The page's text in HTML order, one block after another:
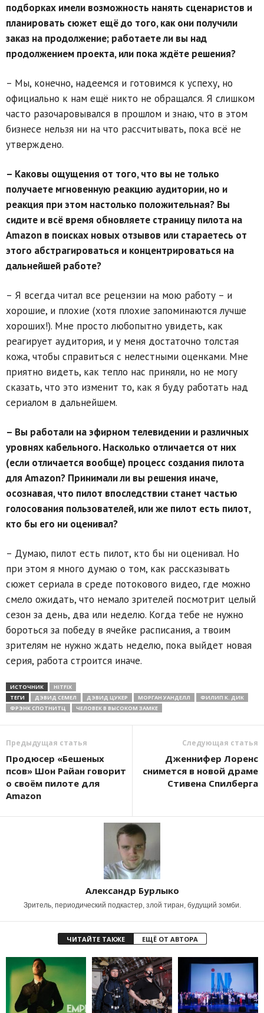
подборках имели возможность нанять сценаристов и
планировать сюжет ещё до того, как они получили
заказ на продолжение; работаете ли вы над
продолжением проекта, или пока ждёте решения?
– Мы, конечно, надеемся и готовимся к успеху, но
официально к нам ещё никто не обращался. Я слишком
часто разочаровывался в прошлом и знаю, что в этом
бизнесе нельзя ни на что рассчитывать, пока всё не
утверждено.
– Каковы ощущения от того, что вы не только
получаете мгновенную реакцию аудитории, но и
реакция при этом настолько положительная? Вы
сидите и всё время обновляете страницу пилота на
Amazon в поисках новых отзывов или стараетесь от
этого абстрагироваться и концентрироваться на
дальнейшей работе?
– Я всегда читал все рецензии на мою работу – и
хорошие, и плохие (хотя плохие запоминаются лучше
хороших!). Мне просто любопытно увидеть, как
реагирует аудитория, и у меня достаточно толстая
кожа, чтобы справиться с нелестными оценками. Мне
приятно видеть, как тепло нас приняли, но не могу
сказать, что это изменит то, как я буду работать над
сериалом в дальнейшем.
– Вы работали на эфирном телевидении и различных
уровнях кабельного. Насколько отличается от них
(если отличается вообще) процесс создания пилота
для Amazon? Принимали ли вы решения иначе,
осознавая, что пилот впоследствии станет частью
голосования пользователей, или же пилот есть пилот,
кто бы его ни оценивал?
– Думаю, пилот есть пилот, кто бы ни оценивал. Но
при этом я много думаю о том, как рассказывать
сюжет сериала в среде потокового видео, где можно
смело ожидать, что немало зрителей посмотрит целый
сезон за день, два или неделю. Когда тебе не нужно
бороться за победу в ячейке расписания, а твоим
зрителям не нужно ждать неделю, пока выйдет новая
серия, работа строится иначе.
ИСТОЧНИК
HITFIX
ТЕГИ
ДЭВИД СЕМЕЛ ДЭВИД ЦУКЕР МОРГАН УАНДЕЛЛ
ФИЛИП К. ДИК
ФРЭНК СПОТНИТЦ
ЧЕЛОВЕК В ВЫСОКОМ ЗАМКЕ
Предыдущая статья
Продюсер «Бешеных
псов» Шон Райан говорит
о своём пилоте для
Amazon
Следующая статья
Дженнифер Лоренс
снимется в новой драме
Стивена Спилберга
Александр Бурлыко
Зритель, периодический подкастер, злой тиран, будущий зомби.
ЧИТАЙТЕ ТАКЖЕ ЕЩЁ ОТ АВТОРА